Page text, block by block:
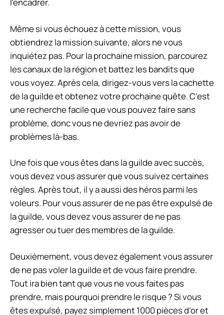
Même si vous échouez à cette mission, vous
obtiendrez la mission suivante, alors ne vous
inquiétez pas. Pour la prochaine mission, parcourez
les canaux de la région et battez les bandits que
vous voyez. Après cela, dirigez-vous vers la cachette
de la guilde et obtenez votre prochaine quête. C’est
une recherche facile que vous pouvez faire sans
problème, donc vous ne devriez pas avoir de
problèmes là-bas.
Une fois que vous êtes dans la guilde avec succès,
vous devez vous assurer que vous suivez certaines
règles. Après tout, il y a aussi des héros parmi les
voleurs. Pour vous assurer de ne pas être expulsé de
la guilde, vous devez vous assurer de ne pas
agresser ou tuer des membres de la guilde.
Deuxièmement, vous devez également vous assurer
de ne pas voler la guilde et de vous faire prendre.
Tout ira bien tant que vous ne vous faites pas
prendre, mais pourquoi prendre le risque ? Si vous
êtes expulsé, payez simplement 1000 pièces d’or et